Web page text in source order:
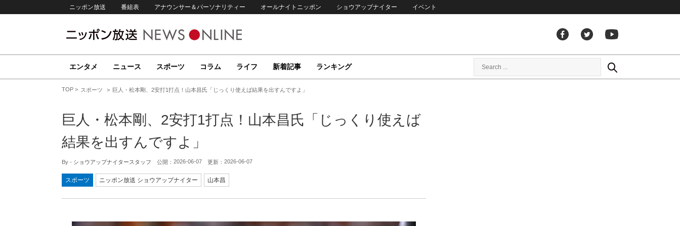
ニッポン放送 番組表 アナウンサー＆パーソナリティー オールナイトニッポン ショウアップナイター イベント
エンタメ ニュース スポーツ コラム ライフ 新着記事 ランキング
TOP スポーツ 巨人・松本剛、2安打1打点！山本昌氏「じっくり使えば結果を出すんですよ」
巨人・松本剛、2安打1打点！山本昌氏「じっくり使えば
結果を出すんですよ」
By - ショウアップナイタースタッフ 公開： 2026-06-07 更新： 2026-06-07
スポーツ ニッポン放送 ショウアップナイター 山本昌